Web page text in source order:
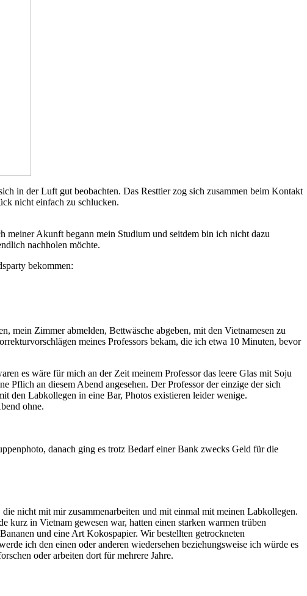
in der Luft gut beobachten. Das Resttier zog sich zusammen beim Kontakt
nicht einfach zu schlucken.
Akunft begann mein Studium und seitdem bin ich nicht dazu
nachholen möchte.
bekommen:
mein Zimmer abmelden, Bettwäsche abgeben, mit den Vietnamesen zu
meines Professors bekam, die ich etwa 10 Minuten, bevor
es wäre für mich an der Zeit meinem Professor das leere Glas mit Soju
Pflich an diesem Abend angesehen. Der Professor der einzige der sich
den Labkollegen in eine Bar, Photos existieren leider wenige.
ohne.
danach ging es trotz Bedarf einer Bank zwecks Geld für die
nicht mit mir zusammenarbeiten und mit einmal mit meinen Labkollegen.
kurz in Vietnam gewesen war, hatten einen starken warmen trüben
und eine Art Kokospapier. Wir bestellten getrockneten
ich den einen oder anderen wiedersehen beziehungsweise ich würde es
oder arbeiten dort für mehrere Jahre.